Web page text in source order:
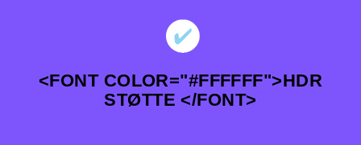
<FONT COLOR="#FFFFFF">HDR
STØTTE </FONT>